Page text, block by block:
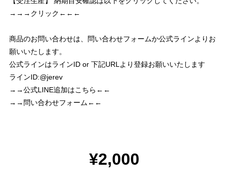
→→→クリック←←←
商品のお問い合わせは、問い合わせフォームか公式ラインよりお
願いいたします。
公式ラインはラインID or 下記URLより登録お願いいたします
ラインID:@jerev
→→公式LINE追加はこちら←←
→→問い合わせフォーム←←
¥2,000